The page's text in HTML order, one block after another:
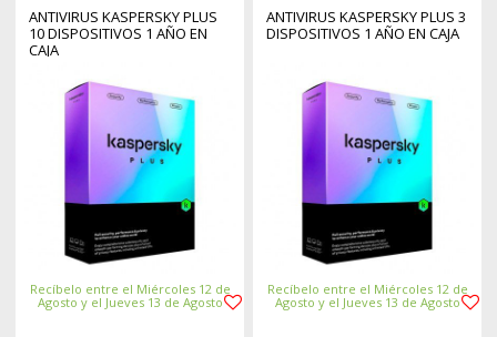
ANTIVIRUS KASPERSKY PLUS
10 DISPOSITIVOS 1 AÑO EN
CAJA
Recíbelo entre el Miércoles 12 de
Agosto y el Jueves 13 de Agosto
ANTIVIRUS KASPERSKY PLUS 3
DISPOSITIVOS 1 AÑO EN CAJA
Recíbelo entre el Miércoles 12 de
Agosto y el Jueves 13 de Agosto